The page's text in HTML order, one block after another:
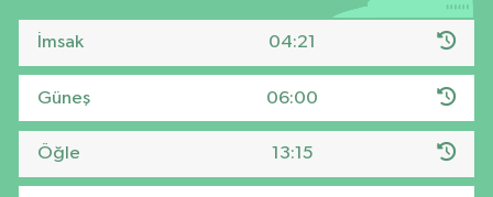
İmsak 04:21
Güneş 06:00
Öğle 13:15